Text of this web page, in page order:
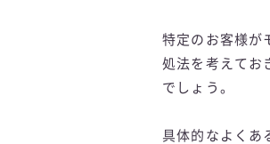
特定のお客様が
処法を考えてお
でしょう。
具体的なよくあ